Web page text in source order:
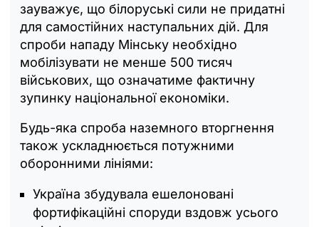
зауважує, що білоруські сили не придатні
для самостійних наступальних дій. Для
спроби нападу Мінську необхідно
мобілізувати не менше 500 тисяч
військових, що означатиме фактичну
зупинку національної економіки.
Будь-яка спроба наземного вторгнення
також ускладнюється потужними
оборонними лініями:
Україна збудувала ешелоновані
фортифікаційні споруди вздовж усього